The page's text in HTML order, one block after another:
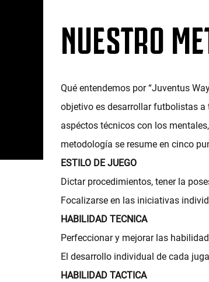
NUESTRO
Qué entendemos por “Juventus
objetivo es desarrollar futbolistas
aspéctos técnicos con los
metodología se resume en cinco
ESTILO DE JUEGO
Dictar procedimientos, tener la
Focalizarse en las iniciativas
HABILIDAD TECNICA
Perfeccionar y mejorar las
El desarrollo individual de cada
HABILIDAD TACTICA